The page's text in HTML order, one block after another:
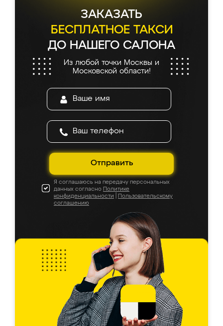
ЗАКАЗАТЬ
БЕСПЛАТНОЕ ТАКСИ
ДО НАШЕГО САЛОНА
Из любой точки Москвы и
Московской области!
Отправить
Я соглашаюсь на передачу персональных
данных согласно Политике
конфиденциальности
Пользовательскому
соглашению